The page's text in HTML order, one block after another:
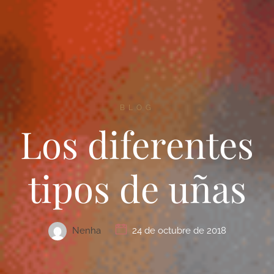
BLOG
Los diferentes
tipos de uñas
Nenha 24 de octubre de 2018